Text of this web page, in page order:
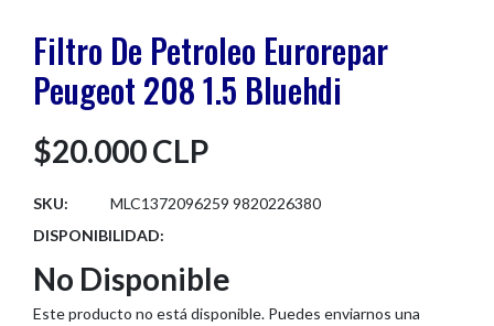
Filtro De Petroleo Eurorepar
Peugeot 208 1.5 Bluehdi
$20.000 CLP
SKU:
MLC1372096259 9820226380
DISPONIBILIDAD:
No Disponible
Este producto no está disponible. Puedes enviarnos una